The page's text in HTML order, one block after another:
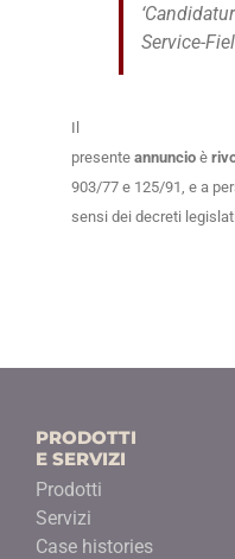
Service-
Il
presente annuncio è
903/77 e 125/91, e a
sensi dei decreti
PRODOTTI
E SERVIZI
Prodotti
Servizi
Case histories